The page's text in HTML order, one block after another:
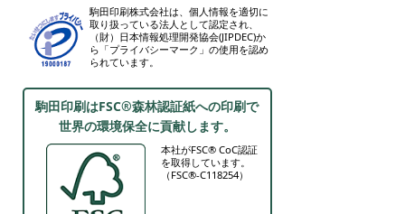
駒田印刷株式会社は、個人情報を適切に
取り扱っている法人として認定され、
（財）日本情報処理開発協会(JIPDEC)か
ら「プライバシーマーク」の使用を認め
られています。
駒田印刷はFSC®森林認証紙への印刷で
世界の環境保全に貢献します。
本社がFSC® CoC認証
を取得しています。
（FSC®-C118254）